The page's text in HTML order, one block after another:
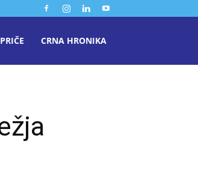
PRIČE CRNA HRONIKA